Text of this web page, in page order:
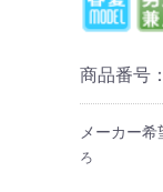
商品番号：
メーカー希
ろ